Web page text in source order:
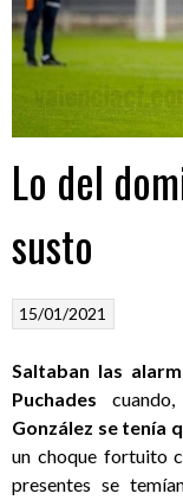
Lo del
susto
15/01/2021
Saltaban las
Puchades
González se tenía
un choque fortuito
presentes se